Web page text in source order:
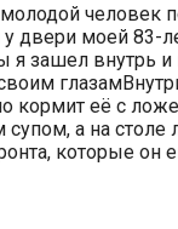
человек
у двери моей 83-
я зашел внутрь и
кормит её с
а на столе
которые он